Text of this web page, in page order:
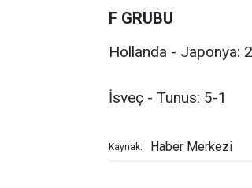
F GRUBU
Hollanda - Japonya:
İsveç - Tunus: 5-1
Kaynak: Haber Merkezi